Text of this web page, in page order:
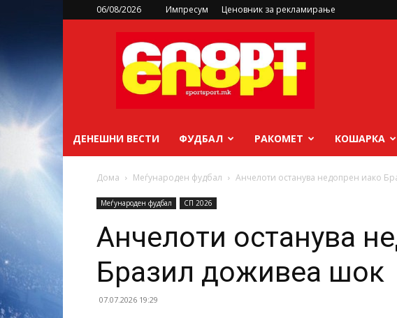
06/08/2026 Импресум Ценовник за рекламирање
sportsport.mk
ДЕНЕШНИ ВЕСТИ ФУДБАЛ РАКОМЕТ КОШАРКА
Дома Меѓународен фудбал Анчелоти останува недопрен иако
Меѓународен фудбал СП 2026
Анчелоти останува
Бразил доживеа шок
07.07.2026 19:29